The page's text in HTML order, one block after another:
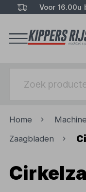
Voor 16.00u
Home
Zaagbladen